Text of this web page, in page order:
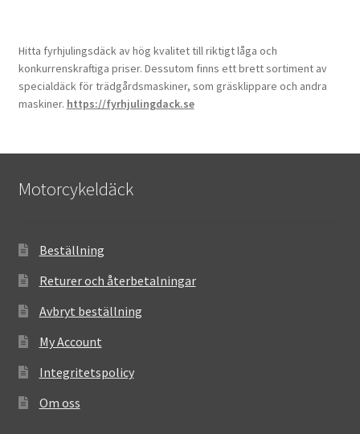
Hitta fyrhjulingsdäck av hög kvalitet till riktigt låga och
konkurrenskraftiga priser. Dessutom finns ett brett sortiment av
specialdäck för trädgårdsmaskiner, som gräsklippare och andra
maskiner. https://fyrhjulingdack.se
Motorcykeldäck
Beställning
Returer och återbetalningar
Avbryt beställning
My Account
Integritetspolicy
Om oss